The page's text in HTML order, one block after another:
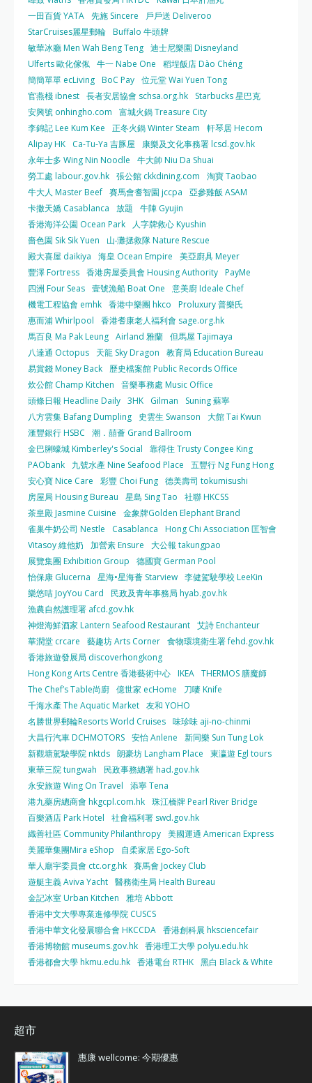
一田百貨 YATA 先施 Sincere
戶戶送 Deliveroo
StarCruises麗星郵輪 Buffalo 牛頭牌
敏華冰廳 Men Wah Beng Teng 迪士尼樂園 Disneyland
Ulferts 歐化傢俬 牛一 Nabe One
稻埕飯店 Dào Chéng
簡簡單單 ecLiving BoC Pay 位元堂 Wai Yuen Tong
官燕棧 ibnest 長者安居協會 schsa.org.hk
Starbucks 星巴克
安興號 onhingho.com
富城火鍋 Treasure City
李錦記 Lee Kum Kee
正冬火鍋 Winter Steam
軒琴居 Hecom
Alipay HK
Ca-Tu-Ya 吉豚屋
康樂及文化事務署 lcsd.gov.hk
永年士多 Wing Nin Noodle
牛大帥 Niu Da Shuai
勞工處 labour.gov.hk 張公館 ckkdining.com
淘寶 Taobao
牛大人 Master Beef 賽馬會耆智園 jccpa
亞參雞飯 ASAM
卡撒天嬌 Casablanca
放題
牛陣 Gyujin
香港海洋公園 Ocean Park
人字牌救心 Kyushin
嗇色園 Sik Sik Yuen
山‧灘拯救隊 Nature Rescue
殿大喜屋 daikiya
海皇 Ocean Empire
美亞廚具 Meyer
豐澤 Fortress 香港房屋委員會 Housing Authority PayMe
四洲 Four Seas 壹號漁船 Boat One
意美廚 Ideale Chef
機電工程協會 emhk 香港中樂團 hkco
Proluxury 普樂氏
惠而浦 Whirlpool
香港耆康老人福利會 sage.org.hk
馬百良 Ma Pak Leung Airland 雅蘭 但馬屋 Tajimaya
八達通 Octopus
天龍 Sky Dragon
教育局 Education Bureau
易賞錢 Money Back
歷史檔案館 Public Records Office
炊公館 Champ Kitchen
音樂事務處 Music Office
頭條日報 Headline Daily 3HK Gilman
Suning 蘇寧
八方雲集 Bafang Dumpling
史雲生 Swanson
大館 Tai Kwun
滙豐銀行 HSBC
潮．囍薈 Grand Ballroom
金巴脷蠔城 Kimberley's Social
靠得住 Trusty Congee King
PAObank
九號水產 Nine Seafood Place
五豐行 Ng Fung Hong
安心寶 Nice Care
彩豐 Choi Fung 德美壽司 tokumisushi
房屋局 Housing Bureau
星島 Sing Tao
社聯 HKCSS
茶皇殿 Jasmine Cuisine
金象牌Golden Elephant Brand
雀巢牛奶公司 Nestle
Casablanca
Hong Chi Association 匡智會
Vitasoy 維他奶
加營素 Ensure
大公報 takungpao
展覽集團 Exhibition Group
德國寶 German Pool
怡保康 Glucerna
星海•星海薈 Starview 李健駕駛學校 LeeKin
樂悠咭 JoyYou Card
民政及青年事務局 hyab.gov.hk
漁農自然護理署 afcd.gov.hk
神燈海鮮酒家 Lantern Seafood Restaurant 艾詩 Enchanteur
華潤堂 crcare
藝趣坊 Arts Corner 食物環境衛生署 fehd.gov.hk
香港旅遊發展局 discoverhongkong
Hong Kong Arts Centre 香港藝術中心 IKEA THERMOS 膳魔師
The Chef’s Table尚廚 億世家 ecHome
刀嘜 Knife
千海水產 The Aquatic Market 友和 YOHO
名勝世界郵輪Resorts World Cruises 味珍味 aji-no-chinmi
大昌行汽車 DCHMOTORS 安怡 Anlene
新同樂 Sun Tung Lok
新觀塘駕駛學院 nktds 朗豪坊 Langham Place
東瀛遊 Egl tours
東華三院 tungwah
民政事務總署 had.gov.hk
永安旅遊 Wing On Travel
添寧 Tena
港九藥房總商會 hkgcpl.com.hk 珠江橋牌 Pearl River Bridge
百樂酒店 Park Hotel
社會福利署 swd.gov.hk
織善社區 Community Philanthropy 美國運通 American Express
美麗華集團Mira eShop
自柔家居 Ego-Soft
華人廟宇委員會 ctc.org.hk 賽馬會 Jockey Club
遊艇主義 Aviva Yacht 醫務衛生局 Health Bureau
金記冰室 Urban Kitchen
雅培 Abbott
香港中文大學專業進修學院 CUSCS
香港中華文化發展聯合會 HKCCDA 香港創科展 hksciencefair
香港博物館 museums.gov.hk 香港理工大學 polyu.edu.hk
香港都會大學 hkmu.edu.hk 香港電台 RTHK 黑白 Black & White
超市
惠康 wellcome: 今期優惠